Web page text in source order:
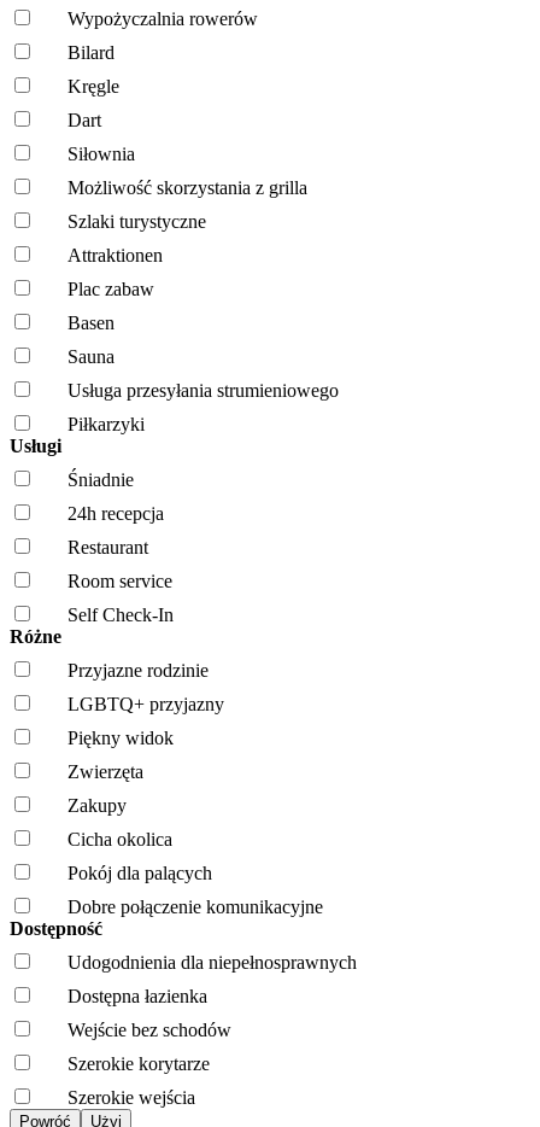
Wypożyczalnia rowerów
Bilard
Kręgle
Dart
Siłownia
Możliwość skorzystania z grilla
Szlaki turystyczne
Attraktionen
Plac zabaw
Basen
Sauna
Usługa przesyłania strumieniowego
Piłkarzyki
Usługi
Śniadnie
24h recepcja
Restaurant
Room service
Self Check-In
Różne
Przyjazne rodzinie
LGBTQ+ przyjazny
Piękny widok
Zwierzęta
Zakupy
Cicha okolica
Pokój dla palących
Dobre połączenie komunikacyjne
Dostępność
Udogodnienia dla niepełnosprawnych
Dostępna łazienka
Wejście bez schodów
Szerokie korytarze
Szerokie wejścia